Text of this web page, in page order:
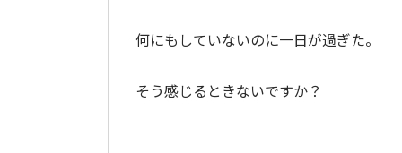
何にもしていないのに一日が過ぎた。
そう感じるときないですか？